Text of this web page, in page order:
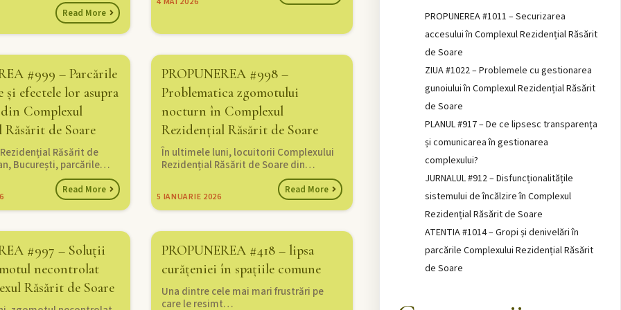
Read More
#999 – Parcările
și efectele lor asupra
Complexul
de Soare
Răsărit de
București, parcările…
Read More
PROPUNEREA #998 –
Problematica zgomotului
nocturn în Complexul
Rezidențial Răsărit de Soare
5 IANUARIE 2026
În ultimele luni, locuitorii Complexului
Rezidențial Răsărit de Soare din…
Read More
#997 – Soluții
necontrolat
Răsărit de Soare
PROPUNEREA #418 – lipsa
curățeniei în spațiile comune
Una dintre cele mai mari frustrări pe
care le resimt…
PROPUNEREA #1011 – Securizarea
accesului în Complexul Rezidențial Răsărit
de Soare
ZIUA #1022 – Problemele cu gestionarea
gunoiului în Complexul Rezidențial Răsărit
de Soare
PLANUL #917 – De ce lipsesc transparența
și comunicarea în gestionarea
complexului?
JURNALUL #912 – Disfuncționalitățile
sistemului de încălzire în Complexul
Rezidențial Răsărit de Soare
ATENTIA #1014 – Gropi și denivelări în
parcările Complexului Rezidențial Răsărit
de Soare